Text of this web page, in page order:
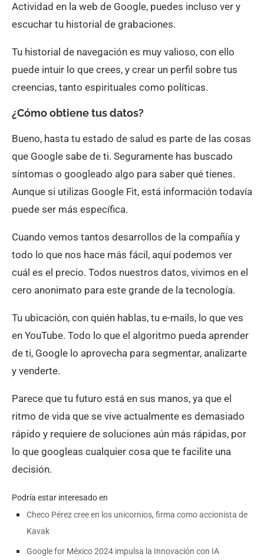
Actividad en la web de Google, puedes incluso ver y
escuchar tu historial de grabaciones.
Tu historial de navegación es muy valioso, con ello
puede intuir lo que crees, y crear un perfil sobre tus
creencias, tanto espirituales como políticas.
¿Cómo obtiene tus datos?
Bueno, hasta tu estado de salud es parte de las cosas
que Google sabe de ti. Seguramente has buscado
síntomas o googleado algo para saber qué tienes.
Aunque si utilizas Google Fit, está información todavía
puede ser más específica.
Cuando vemos tantos desarrollos de la compañía y
todo lo que nos hace más fácil, aquí podemos ver
cuál es el precio. Todos nuestros datos, vivimos en el
cero anonimato para este grande de la tecnología.
Tu ubicación, con quién hablas, tu e-mails, lo que ves
en YouTube. Todo lo que el algoritmo pueda aprender
de ti, Google lo aprovecha para segmentar, analizarte
y venderte.
Parece que tu futuro está en sus manos, ya que el
ritmo de vida que se vive actualmente es demasiado
rápido y requiere de soluciones aún más rápidas, por
lo que googleas cualquier cosa que te facilite una
decisión.
Podría estar interesado en
Checo Pérez cree en los unicornios, firma como accionista de
Kavak
Google for México 2024 impulsa la Innovación con IA